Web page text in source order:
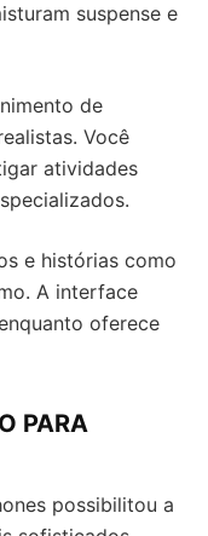
suspense e
de
Você
atividades
e histórias como
A interface
oferece
PARA
possibilitou a